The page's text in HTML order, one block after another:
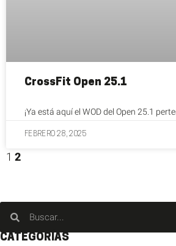
CrossFit Open 25.1
¡Ya está aquí el WOD del Open 25.1
FEBRERO 28, 2025
1 2
CATEGORÍAS